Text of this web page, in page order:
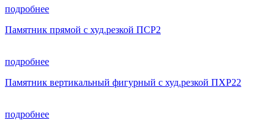
подробнее
Памятник прямой с худ.резкой ПСР2
подробнее
Памятник вертикальный фигурный с худ.резкой ПХР22
подробнее